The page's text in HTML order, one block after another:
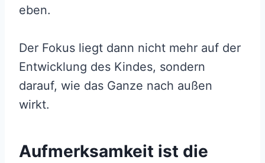
eben.
Der Fokus liegt dann nicht mehr auf der
Entwicklung des Kindes, sondern
darauf, wie das Ganze nach außen
wirkt.
Aufmerksamkeit ist die